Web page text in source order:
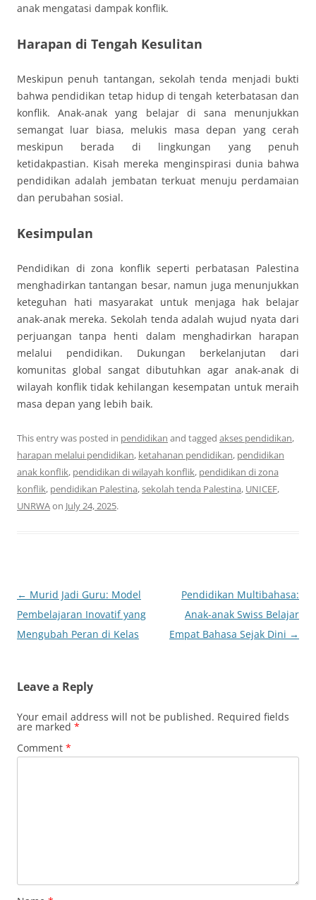
anak mengatasi dampak konflik.
Harapan di Tengah Kesulitan
Meskipun penuh tantangan, sekolah tenda menjadi bukti
bahwa pendidikan tetap hidup di tengah keterbatasan dan
konflik. Anak-anak yang belajar di sana menunjukkan
semangat luar biasa, melukis masa depan yang cerah
meskipun berada di lingkungan yang penuh
ketidakpastian. Kisah mereka menginspirasi dunia bahwa
pendidikan adalah jembatan terkuat menuju perdamaian
dan perubahan sosial.
Kesimpulan
Pendidikan di zona konflik seperti perbatasan Palestina
menghadirkan tantangan besar, namun juga menunjukkan
keteguhan hati masyarakat untuk menjaga hak belajar
anak-anak mereka. Sekolah tenda adalah wujud nyata dari
perjuangan tanpa henti dalam menghadirkan harapan
melalui pendidikan. Dukungan berkelanjutan dari
komunitas global sangat dibutuhkan agar anak-anak di
wilayah konflik tidak kehilangan kesempatan untuk meraih
masa depan yang lebih baik.
This entry was posted in pendidikan and tagged akses pendidikan,
harapan melalui pendidikan, ketahanan pendidikan, pendidikan
anak konflik, pendidikan di wilayah konflik, pendidikan di zona
konflik, pendidikan Palestina,sekolah tenda Palestina, UNICEF,
UNRWAon July 24, 2025.
Post
navigation
← Murid Jadi Guru: Model
Pembelajaran Inovatif yang
Mengubah Peran di Kelas
Pendidikan Multibahasa:
Anak-anak Swiss Belajar
Empat Bahasa Sejak Dini →
Leave a Reply
Your email address will not be published. Required fields
are marked *
Comment *